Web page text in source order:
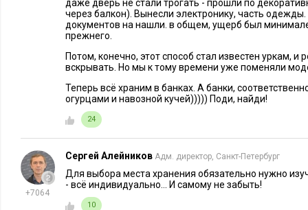
в которой нет проводов. Если сумма большая, то можно
где разместить тайник, и прикрыть его стандартной
Кстати, размещать купюры в настоящей розетке
советую. Любое замыкание создаст вам массу проблем,
3. Ручка двери
Во многие виды современной фурнитуры можно ввернуть
ручкой. Но из-за малой суммы и проблематичности каждый
скорее, для небольших драгоценностей, которые вы не так
даже дверь не стали трогать - прошли по
через балкон). Вынесли электронику, часть
документов на нашли. в общем, ущерб был
прежнего.
Потом, конечно, этот способ стал известен уркам, и
вскрывать. Но мы к тому времени уже поменяли
Теперь всё храним в банках. А банки,
огурцами и навозной кучей))))) Поди, найди!
24
+7064
Сергей Алейников Адм. директор, Санкт-Петербург
Для выбора места хранения обязательно нужно
- всё индивидуально... И самому не забыть!
10